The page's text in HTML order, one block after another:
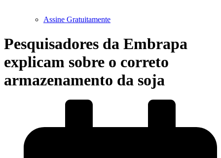
Assine Gratuitamente
Pesquisadores da Embrapa
explicam sobre o correto
armazenamento da soja